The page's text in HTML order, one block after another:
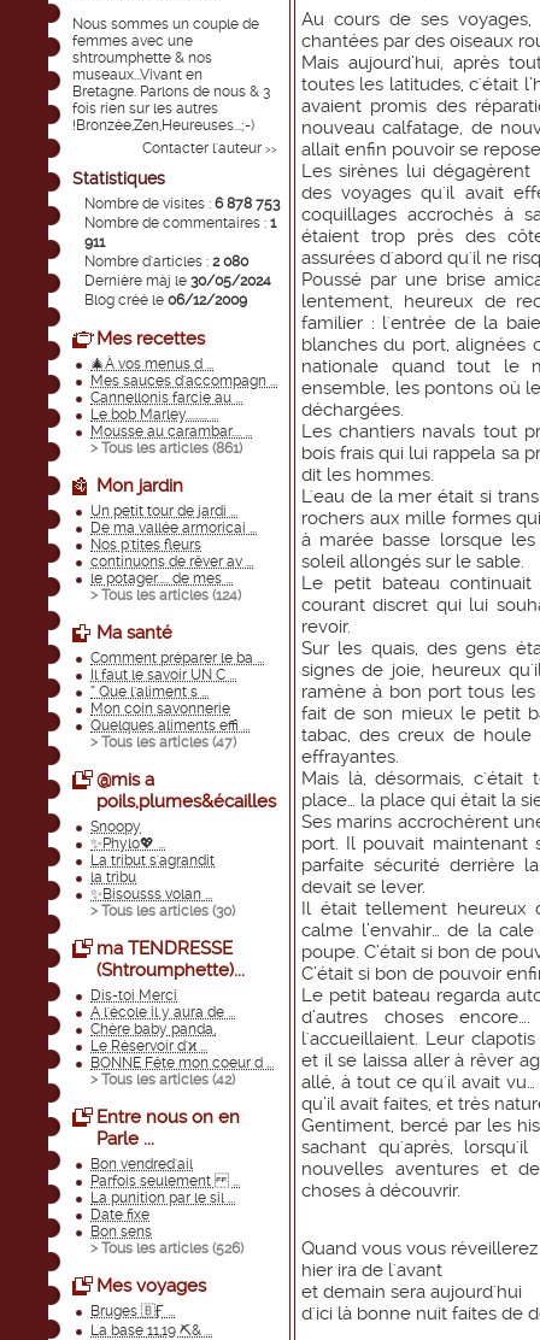
Nous sommes un couple de
femmes avec une
shtroumphette & nos
museaux...Vivant en
Bretagne. Parlons de nous & 3
fois rien sur les autres
!Bronzée,Zen,Heureuses...;-)
Contacter l'auteur >>
Statistiques
Nombre de visites : 6 878 753
Nombre de commentaires : 1
911
Nombre d'articles : 2 080
Dernière màj le 30/05/2024
Blog créé le 06/12/2009
Mes recettes
🎄À vos menus d ...
Mes sauces d'accompagn ...
Cannellonis farcie au ...
Le bob Marley......... ...
Mousse au carambar.... ...
> Tous les articles (861)
Mon jardin
Un petit tour de jardi ...
De ma vallée armoricai ...
Nos p'tites fleurs
continuons de rêver av ...
le potager..... de mes ...
> Tous les articles (124)
Ma santé
Comment préparer le ba ...
Il faut le savoir UN C ...
“ Que l'aliment s ...
Mon coin savonnerie
Quelques aliments effi ...
> Tous les articles (47)
@mis a
poils,plumes&écailles
Snoopy
✨Phylo💖 ...
La tribut s'agrandit
la tribu
✨Bisousss volan ...
> Tous les articles (30)
ma TENDRESSE
(Shtroumphette)...
Dis-toi Merci
A l'école il y aura de ...
Chère baby panda,
Le Réservoir d'ϰ ...
BONNE Fête mon coeur d ...
> Tous les articles (42)
Entre nous on en
Parle ...
Bon vendred'ail
Parfois seulement ...
La punition par le sil ...
Date fixe
Bon sens
> Tous les articles (526)
Mes voyages
Bruges 🇧Ӻ ...
La base 11,19 ⛏& ...
Au cours de ses
chantées par des oiseaux
Mais aujourd’hui, après
toutes les latitudes, c'était
avaient promis des
nouveau calfatage, de
allait enfin pouvoir se
Les sirènes lui
des voyages qu'il avait
coquillages accrochés à
étaient trop près des
assurées d'abord qu'il ne
Poussé par une brise
lentement, heureux de
familier : l'entrée de la
blanches du port,
nationale quand tout le
ensemble, les pontons où
déchargées.
Les chantiers navals tout
bois frais qui lui rappela sa
dit les hommes.
L'eau de la mer était si
rochers aux mille formes
à marée basse lorsque
soleil allongés sur le sable.
Le petit bateau
courant discret qui lui
revoir.
Sur les quais, des gens
signes de joie, heureux
ramène à bon port tous
fait de son mieux le petit
tabac, des creux de
effrayantes.
Mais là, désormais,
place… la place qui était la
Ses marins accrochèrent
port. Il pouvait
parfaite sécurité derrière
devait se lever.
Il était tellement heureux
calme l’envahir… de la
poupe. C’était si bon de
C’était si bon de pouvoir
Le petit bateau regarda
d’autres choses
l'accueillaient. Leur
et il se laissa aller à rêver
allé, à tout ce qu'il avait
qu’il avait faites, et très
Gentiment, bercé par les
sachant qu'après,
nouvelles aventures et
choses à découvrir.
Quand vous vous
hier ira de l'avant
et demain sera aujourd'hui
d'ici là bonne nuit faites de